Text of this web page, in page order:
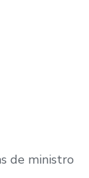
de ministro